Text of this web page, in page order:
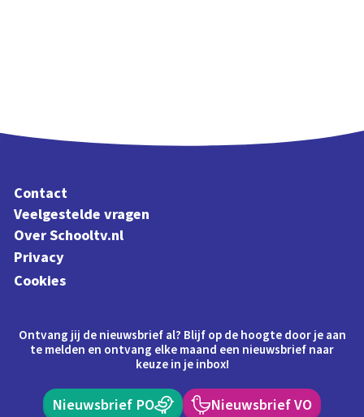
Contact
Veelgestelde vragen
Over Schooltv.nl
Privacy
Cookies
Ontvang jij de nieuwsbrief al? Blijf op de hoogte door je aan
te melden en ontvang elke maand een nieuwsbrief naar
keuze in je inbox!
Nieuwsbrief PO Nieuwsbrief VO